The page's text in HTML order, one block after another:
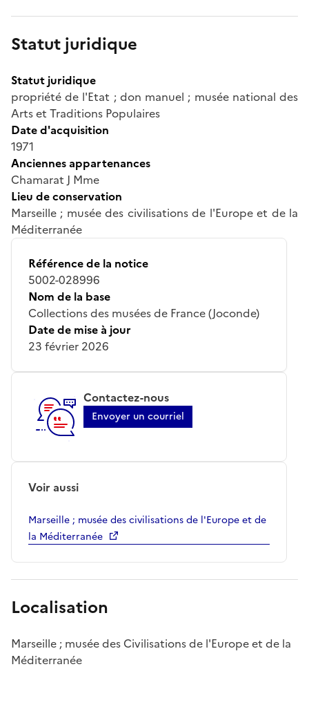
Statut juridique
Statut juridique
propriété de l'Etat ; don manuel ; musée national des
Arts et Traditions Populaires
Date d'acquisition
1971
Anciennes appartenances
Chamarat J Mme
Lieu de conservation
Marseille ; musée des civilisations de l'Europe et de la
Méditerranée
Référence de la notice
5002-028996
Nom de la base
Collections des musées de France (Joconde)
Date de mise à jour
23 février 2026
Contactez-nous
Envoyer un courriel
Voir aussi
Marseille ; musée des civilisations de l'Europe et de
la Méditerranée
Localisation
Marseille ; musée des Civilisations de l'Europe et de la
Méditerranée